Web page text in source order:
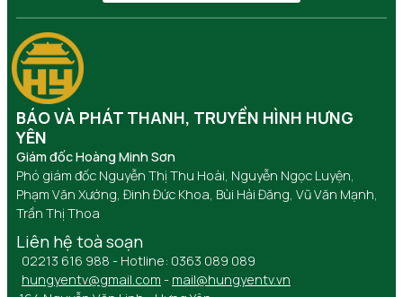
BÁO VÀ PHÁT THANH, TRUYỀN HÌNH HƯNG
YÊN
Giám đốc Hoàng Minh Sơn
Phó giám đốc Nguyễn Thị Thu Hoài, Nguyễn Ngọc Luyện,
Phạm Văn Xướng, Đinh Đức Khoa, Bùi Hải Đăng, Vũ Văn Mạnh,
Trần Thị Thoa
Liên hệ toà soạn
02213 616 988 - Hotline: 0363 089 089
hungyentv@gmail.com - mail@hungyentv.vn